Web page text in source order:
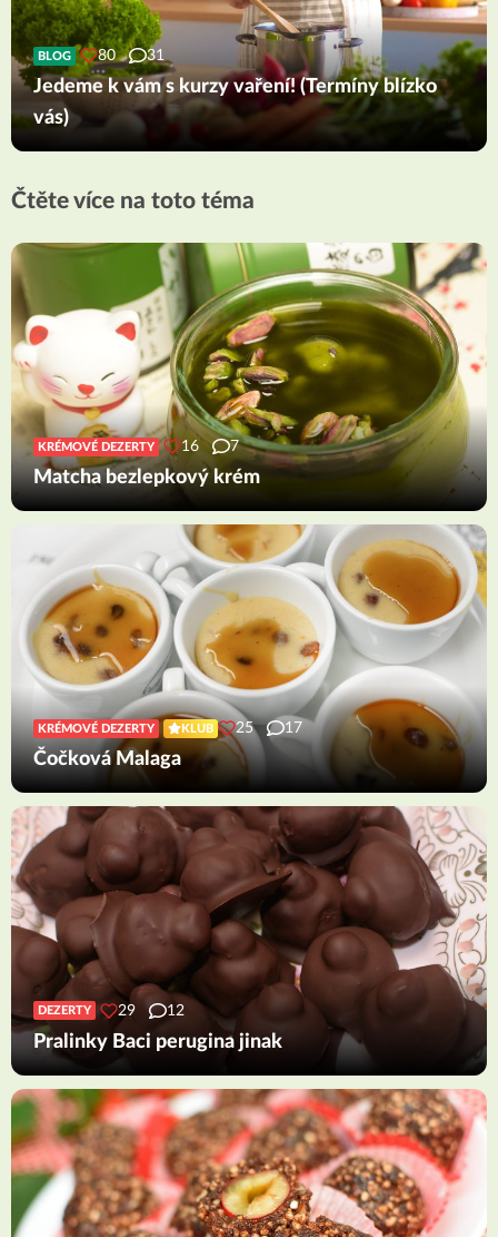
BLOG 80 31
Jedeme k vám s kurzy vaření! (Termíny blízko
vás)
Čtěte více na toto téma
KRÉMOVÉ DEZERTY 16 7
Matcha bezlepkový krém
KRÉMOVÉ DEZERTY KLUB 25 17
Čočková Malaga
DEZERTY 29 12
Pralinky Baci perugina jinak